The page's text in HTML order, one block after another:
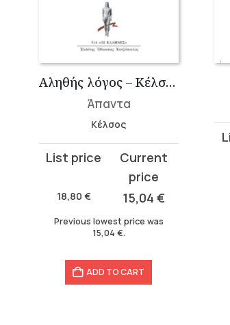
Αληθής λόγος – Κέλσος
Άπαντα
Κέλσος
18,80 €
Original
was:
18,80 €.
15,04€
Current
15,04 €.
Previous lowest price was
15,04 €.
ADD TO CART